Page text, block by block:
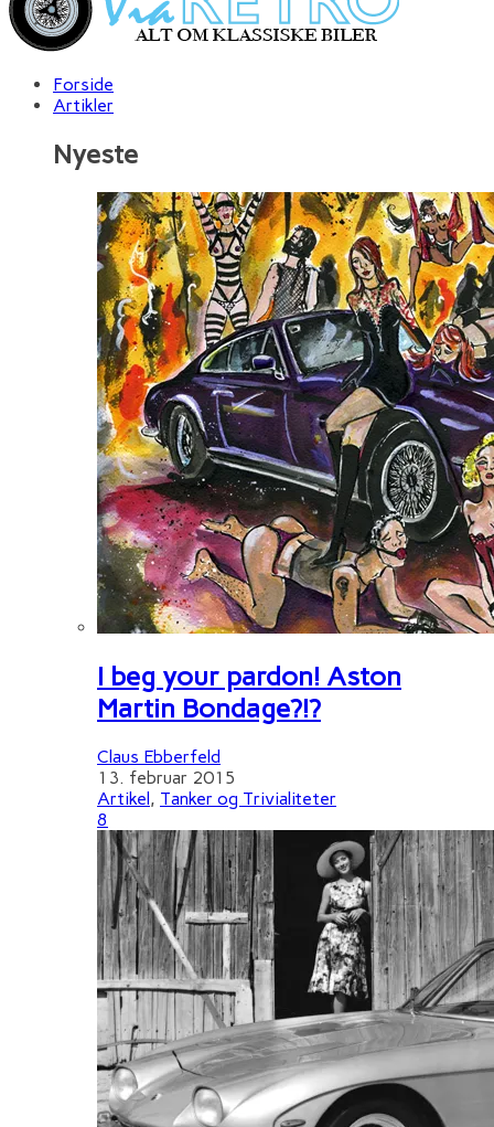
Forside
Artikler
Nyeste
I beg your pardon! Aston
Martin Bondage?!?
Claus Ebberfeld
13. februar 2015
Artikel, Tanker og Trivialiteter
8